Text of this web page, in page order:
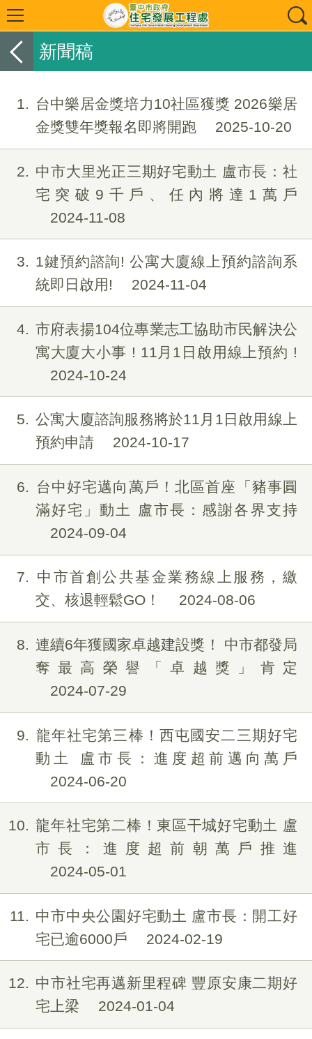
新聞稿
1
台中樂居金獎培力10社區獲獎 2026樂居
金獎雙年獎報名即將開跑
2025-10-20
2
中市大里光正三期好宅動土 盧市長：社
宅突破9千戶、任內將達1萬戶
2024-11-08
3
1鍵預約諮詢! 公寓大廈線上預約諮詢系
統即日啟用!
2024-11-04
4
市府表揚104位專業志工協助市民解決公
寓大廈大小事 ! 11月1日啟用線上預約 !
2024-10-24
5
公寓大廈諮詢服務將於11月1日啟用線上
預約申請
2024-10-17
6
台中好宅邁向萬戶！北區首座「豬事圓
滿好宅」動土 盧市長：感謝各界支持
2024-09-04
7
中市首創公共基金業務線上服務，繳
交、核退輕鬆GO！
2024-08-06
8
連續6年獲國家卓越建設獎！ 中市都發局
奪最高榮譽「卓越獎」肯定
2024-07-29
9
龍年社宅第三棒！西屯國安二三期好宅
動土 盧市長：進度超前邁向萬戶
2024-06-20
10
龍年社宅第二棒！東區干城好宅動土 盧
市長：進度超前朝萬戶推進
2024-05-01
11
中市中央公園好宅動土 盧市長：開工好
宅已逾6000戶
2024-02-19
12
中市社宅再邁新里程碑 豐原安康二期好
宅上梁
2024-01-04